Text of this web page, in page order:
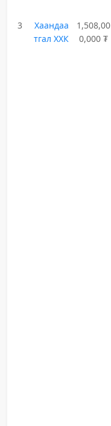
3
Хаандаа
тгал ХХК
1,508,00
0,000 ₮